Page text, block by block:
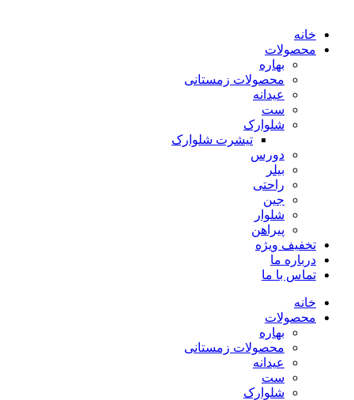
خانه
محصولات
بهاره
محصولات زمستانی
عیدانه
ست
شلوارک
تیشرت شلوارک
دورس
بیلر
راحتی
جین
شلوار
پیراهن
تخفیف ویژه
درباره ما
تماس با ما
خانه
محصولات
بهاره
محصولات زمستانی
عیدانه
ست
شلوارک